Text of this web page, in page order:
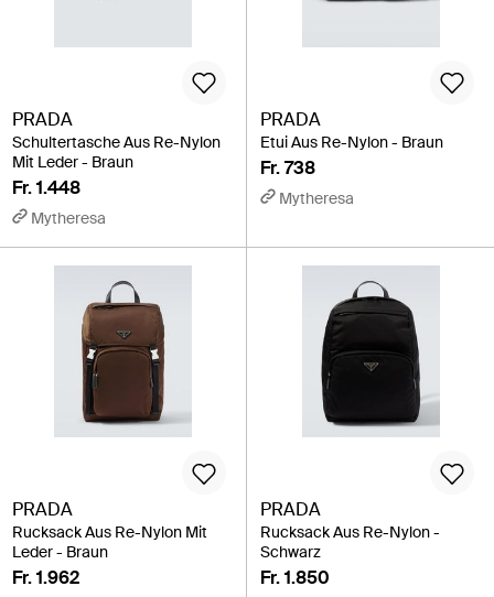
PRADA
Schultertasche Aus Re-Nylon
Mit Leder - Braun
Fr. 1.448
Mytheresa
PRADA
Etui Aus Re-Nylon - Braun
Fr. 738
Mytheresa
PRADA
Rucksack Aus Re-Nylon Mit
Leder - Braun
Fr. 1.962
PRADA
Rucksack Aus Re-Nylon -
Schwarz
Fr. 1.850